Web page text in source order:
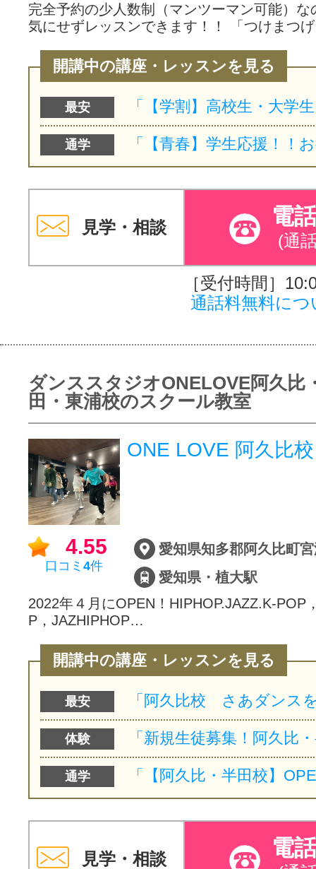
完全予約の少人数制（マンツーマン可能）な
気にせずレッスンできます！！ 「つけまつ
開講中の講座・レッスンを見る
最安
通学
見学・相談 電
(通
［受付時間］
通話料無料につ
ダンススタジオONELOVE阿久比
田・東浦校のスクール教室
ONE LOVE 阿久比校
4.55
口コミ 4件
愛知県知多郡阿久比町
愛知県・植大駅
2022年４月にOPEN！HIPHOP.JAZZ.K-POP
P，JAZHIPHOP…
開講中の講座・レッスンを見る
最安
体験
通学
見学・相談 電